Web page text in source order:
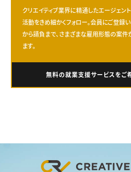
クリエイティブ業界に精通したエージェン
活動をきめ細かくフォロー。会員にご登録
から請負まで、さまざまな雇用形態の案
ます。
無料の就業支援サービスをご